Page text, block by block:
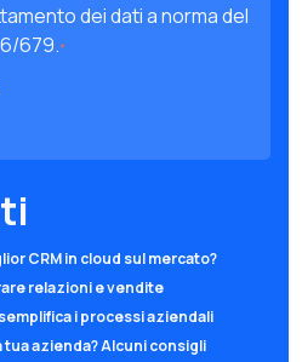
dei dati a norma del
679.*
CRM in cloud sul mercato?
relazioni e vendite
i processi aziendali
tua azienda? Alcuni consigli